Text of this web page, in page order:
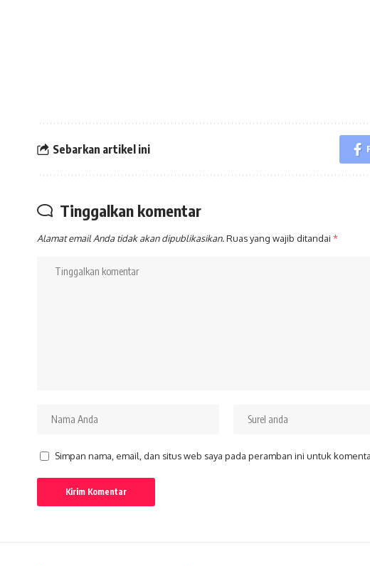
Sebarkan artikel ini
Tinggalkan komentar
Alamat email Anda tidak akan dipublikasikan.Ruas yang wajib ditandai *
Simpan nama, email, dan situs web saya pada peramban ini untuk